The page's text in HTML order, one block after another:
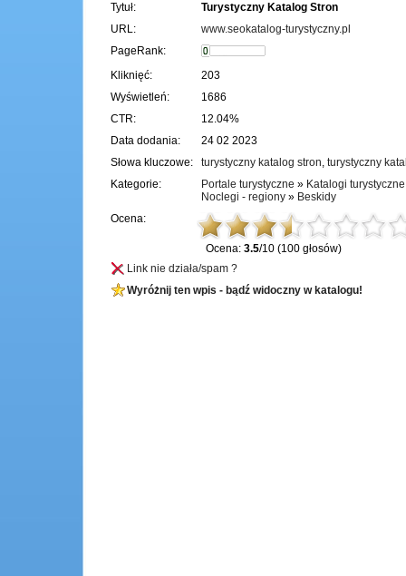
Tytuł:
Turystyczny Katalog Stron
URL:
www.seokatalog-turystyczny.pl
PageRank:
Kliknięć:
203
Wyświetleń:
1686
CTR:
12.04%
Data dodania:
24 02 2023
Słowa kluczowe:
turystyczny katalog stron, turystyczny
Kategorie:
Portale turystyczne » Katalogi turystyczne
Noclegi - regiony » Beskidy
Ocena:
Ocena: 3.5/10 (100 głosów)
Link nie działa/spam ?
Wyróżnij ten wpis - bądź widoczny w katalogu!